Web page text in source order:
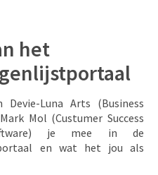
het
Luna Arts (Business
Mol (Custumer Success
je mee in de
en wat het jou als